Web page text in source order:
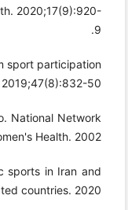
2020;17(9):920-
9.
sport participation
50.
National Network
Health. 2002.
sports in Iran and
countries. 2020.